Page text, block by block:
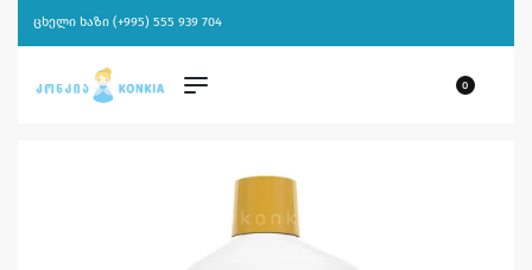
ცხელი ხაზი (+995) 555 939 704
0